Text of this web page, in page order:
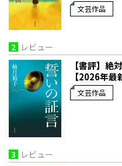
文芸作品
2 レビュー
【書評】
【2026年最
文芸作品
3 レビュー